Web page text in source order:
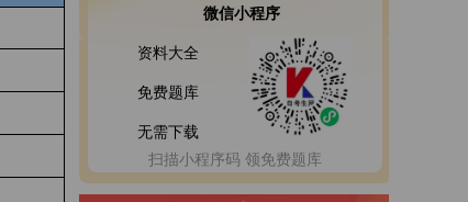
微信小程序
资料大全
免费题库
无需下载
扫描小程序码 领免费题库